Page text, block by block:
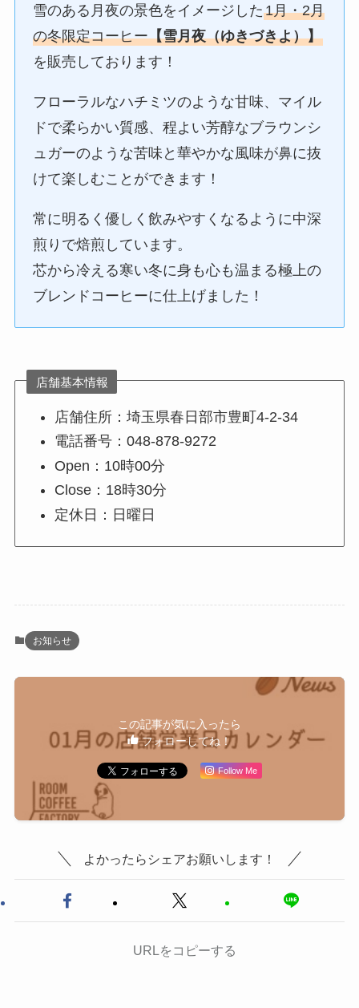
雪のある月夜の景色をイメージした1月・2月
の冬限定コーヒー【雪月夜（ゆきづきよ）】
を販売しております！
フローラルなハチミツのような甘味、マイル
ドで柔らかい質感、程よい芳醇なブラウンシ
ュガーのような苦味と華やかな風味が鼻に抜
けて楽しむことができます！
常に明るく優しく飲みやすくなるように中深
煎りで焙煎しています。
芯から冷える寒い冬に身も心も温まる極上の
ブレンドコーヒーに仕上げました！
店舗基本情報
店舗住所：埼玉県春日部市豊町4-2-34
電話番号：048-878-9272
Open：10時00分
Close：18時30分
定休日：日曜日
お知らせ
この記事が気に入ったら
フォローしてね！
Follow Me
よかったらシェアお願いします！
URLをコピーする